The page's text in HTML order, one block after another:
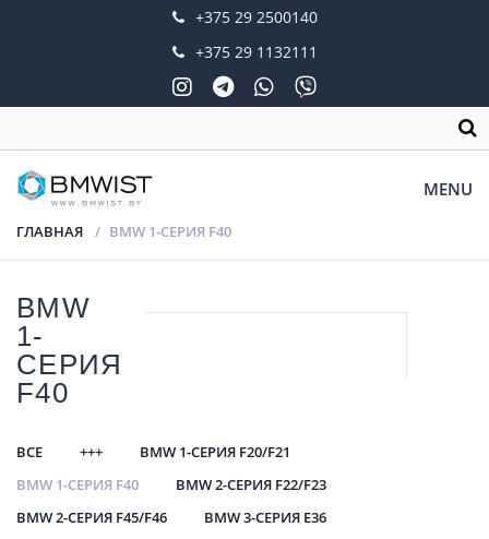
+375 29 2500140
+375 29 1132111
MENU
ГЛАВНАЯ BMW 1-СЕРИЯ F40
BMW
1-
СЕРИЯ
F40
ВСЕ +++
BMW 1-СЕРИЯ F20/F21
BMW 1-СЕРИЯ F40
BMW 2-СЕРИЯ F22/F23
BMW 2-СЕРИЯ F45/F46
BMW 3-СЕРИЯ E36